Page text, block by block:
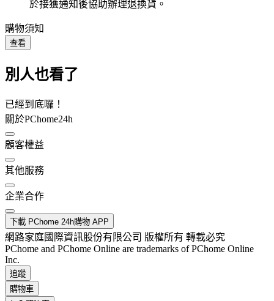
於接獲通知後協助辦理退換貨。
購物須知
查看
別人也看了
已經到底囉！
關於PChome24h
顧客權益
其他服務
企業合作
下載 PChome 24h購物 APP
網路家庭國際資訊股份有限公司 版權所有 轉載必究
PChome and PChome Online are trademarks of PChome Online
Inc.
追蹤
購物車